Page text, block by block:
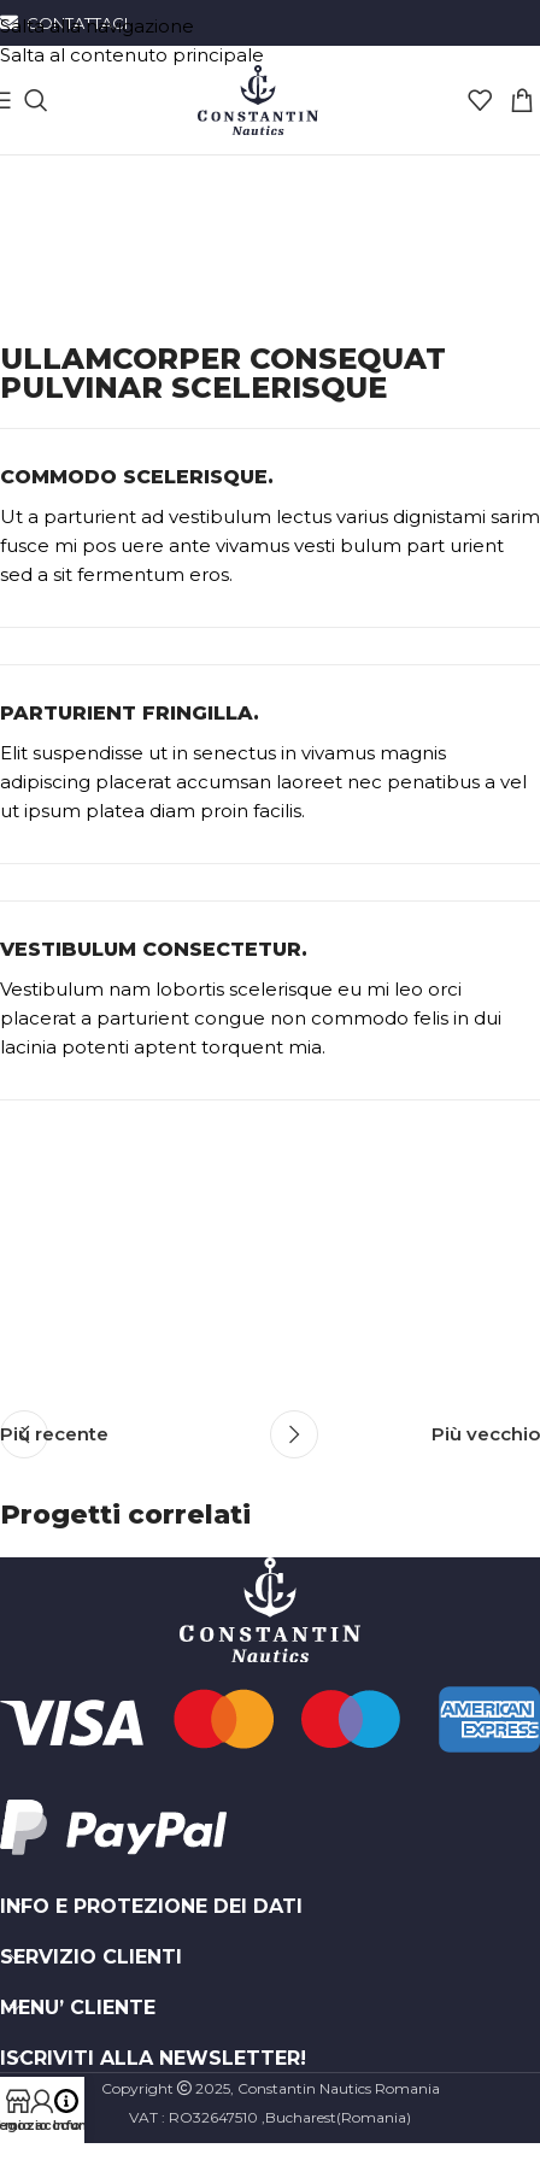
Salta alla navigazione
Salta al contenuto principale
CONTATTACI
ULLAMCORPER CONSEQUAT
PULVINAR SCELERISQUE
COMMODO SCELERISQUE.
Ut a parturient ad vestibulum lectus varius dignistami sarim
fusce mi pos uere ante vivamus vesti bulum part urient
sed a sit fermentum eros.
PARTURIENT FRINGILLA.
Elit suspendisse ut in senectus in vivamus magnis
adipiscing placerat accumsan laoreet nec penatibus a vel
ut ipsum platea diam proin facilis.
VESTIBULUM CONSECTETUR.
Vestibulum nam lobortis scelerisque eu mi leo orci
placerat a parturient congue non commodo felis in dui
lacinia potenti aptent torquent mia.
Più recente Più vecchio
Progetti correlati
A lacus bibendum pulvinar
INFO E PROTEZIONE DEI DATI
SERVIZIO CLIENTI
MENU’ CLIENTE
ISCRIVITI ALLA NEWSLETTER!
Copyright
2025, Constantin Nautics Romania
VAT : RO32647510 ,Bucharest(Romania)
mio account
Info